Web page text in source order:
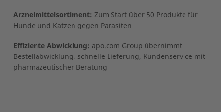
Arzneimittelsortiment: Zum Start über 50 Produkte für
Hunde und Katzen gegen Parasiten
Effiziente Abwicklung: apo.com Group übernimmt
Bestellabwicklung, schnelle Lieferung, Kundenservice mit
pharmazeutischer Beratung